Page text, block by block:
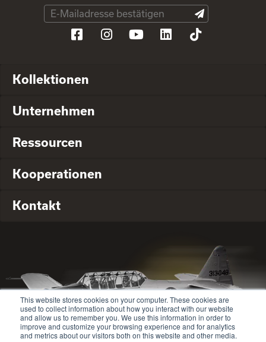
This website stores cookies on your computer. These cookies are
used to collect information about how you interact with our website
and allow us to remember you. We use this information in order to
improve and customize your browsing experience and for analytics
and metrics about our visitors both on this website and other media.
Kollektionen
Unternehmen
Ressourcen
Kooperationen
Kontakt